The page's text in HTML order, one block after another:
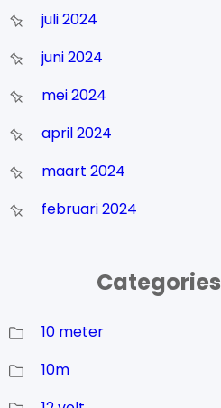
juli 2024
juni 2024
mei 2024
april 2024
maart 2024
februari 2024
Categories
10 meter
10m